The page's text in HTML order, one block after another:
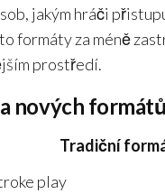
jakým hráči
formáty za méně
prostředí.
nových formátů
Tradiční
play